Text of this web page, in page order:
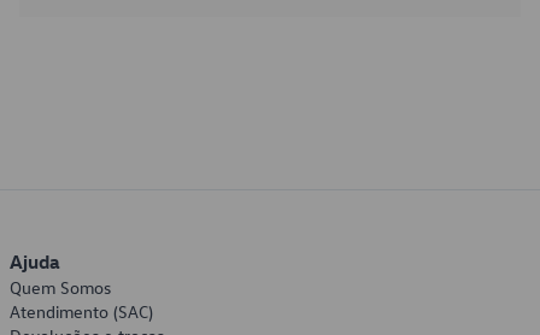
Ajuda
Quem Somos
Atendimento (SAC)